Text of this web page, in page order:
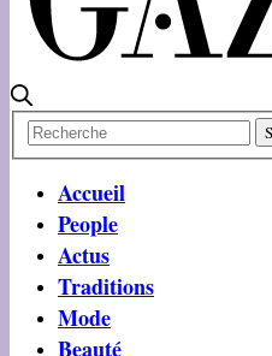
Accueil
People
Actus
Traditions
Mode
Beauté